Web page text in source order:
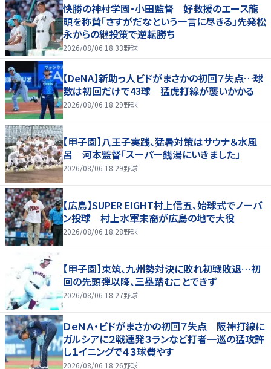
快勝の神村学園・小田監督 好救援のエース龍
頭を称賛「さすがだなという一言に尽きる」先発松
永からの継投策で逆転勝ち
2026/08/06 18:33野球
【DeNA】新助っ人ビドがまさかの初回７失点…球
数は初回だけで43球 猛虎打線が襲いかかる
2026/08/06 18:29野球
【甲子園】八王子実践、猛暑対策はサウナ＆水風
呂 河本監督「スーパー銭湯にいきました」
2026/08/06 18:29野球
【広島】SUPER EIGHT村上信五、始球式でノーバ
ン投球 村上水軍末裔が広島の地で大役
2026/08/06 18:28野球
【甲子園】東筑、九州勢対決に敗れ初戦敗退…初
回の先頭弾以降、三塁踏むことできず
2026/08/06 18:27野球
ＤｅＮＡ・ビドがまさかの初回７失点 阪神打線に
ガルシアに２戦連発３ランなど打者一巡の猛攻許
し１イニングで４３球費やす
2026/08/06 18:26野球